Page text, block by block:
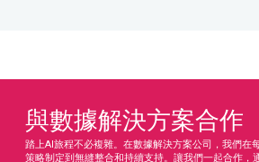
與數據解決方案合作
踏上AI旅程不必複雜。在數據解決方案公司，我們在
策略制定到無縫整合和持續支持。讓我們一起合作，